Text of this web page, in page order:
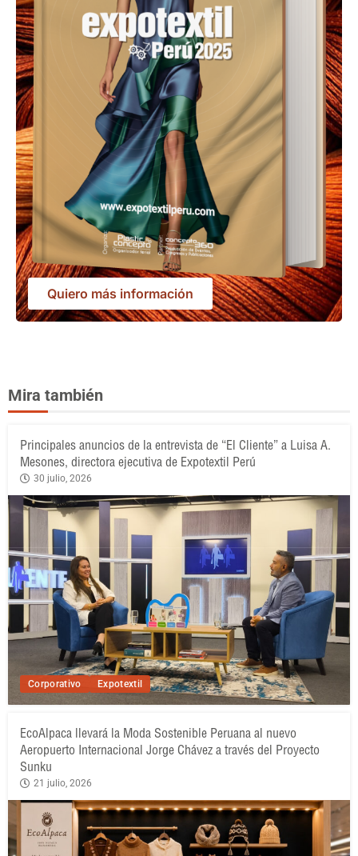
Quiero más información
Mira también
Corporativo Expotextil
Principales anuncios de la entrevista de “El Cliente” a Luisa A.
Mesones, directora ejecutiva de Expotextil Perú
30 julio, 2026
EcoAlpaca llevará la Moda Sostenible Peruana al nuevo
Aeropuerto Internacional Jorge Chávez a través del Proyecto
Sunku
21 julio, 2026